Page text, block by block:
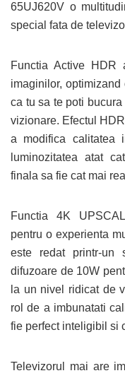
65UJ620V o
special fata de
Functia Active HDR
imaginilor,
ca tu sa te poti
vizionare. Efectul
a modifica calitatea
luminozitatea atat
finala sa fie cat mai
Functia 4K
pentru o experienta
este redat printr-un
difuzoare de 10W
la un nivel ridicat de
rol de a imbunatati
fie perfect inteligibil si
Televizorul mai are